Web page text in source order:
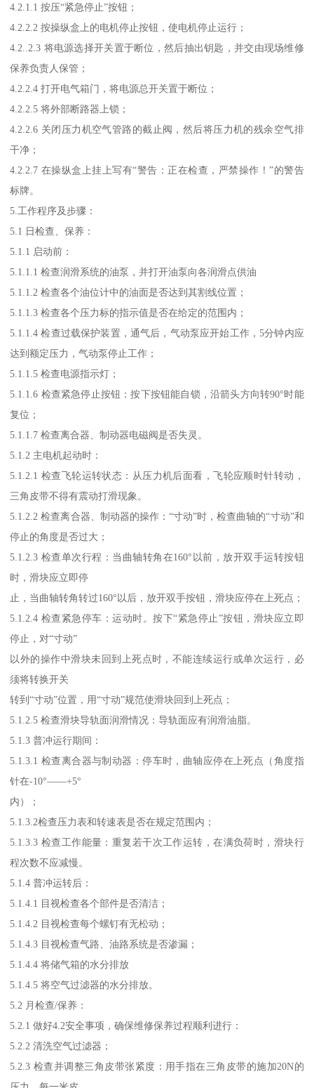
4.2.1.1 按压“紧急停止”按钮；
4.2.2.2 按操纵盒上的电机停止按钮，使电机停止运行；
4.2..2.3 将电源选择开关置于断位，然后抽出钥匙，并交由现场维修
保养负责人保管；
4.2.2.4 打开电气箱门，将电源总开关置于断位；
4.2.2.5 将外部断路器上锁；
4.2.2.6 关闭压力机空气管路的截止阀，然后将压力机的残余空气排
干净；
4.2.2.7 在操纵盒上挂上写有“警告：正在检查，严禁操作！”的警告
标牌。
5.工作程序及步骤：
5.1 日检查、保养：
5.1.1 启动前：
5.1.1.1 检查润滑系统的油泵，并打开油泵向各润滑点供油
5.1.1.2 检查各个油位计中的油面是否达到其割线位置；
5.1.1.3 检查各个压力标的指示值是否在给定的范围内；
5.1.1.4 检查过载保护装置，通气后，气动泵应开始工作，5分钟内应
达到额定压力，气动泵停止工作；
5.1.1.5 检查电源指示灯；
5.1.1.6 检查紧急停止按钮：按下按钮能自锁，沿箭头方向转90°时能
复位；
5.1.1.7 检查离合器、制动器电磁阀是否失灵。
5.1.2 主电机起动时：
5.1.2.1 检查飞轮运转状态：从压力机后面看，飞轮应顺时针转动，
三角皮带不得有震动打滑现象。
5.1.2.2 检查离合器、制动器的操作：“寸动”时，检查曲轴的“寸动”和
停止的角度是否过大；
5.1.2.3 检查单次行程：当曲轴转角在160°以前，放开双手运转按钮
时，滑块应立即停
止，当曲轴转角转过160°以后，放开双手按钮，滑块应停在上死点；
5.1.2.4 检查紧急停车：运动时。按下“紧急停止”按钮，滑块应立即
停止，对“寸动”
以外的操作中滑块未回到上死点时，不能连续运行或单次运行，必
须将转换开关
转到“寸动”位置，用“寸动”规范使滑块回到上死点；
5.1.2.5 检查滑块导轨面润滑情况：导轨面应有润滑油脂。
5.1.3 普冲运行期间：
5.1.3.1 检查离合器与制动器：停车时，曲轴应停在上死点（角度指
针在-10°——+5°
内）；
5.1.3.2检查压力表和转速表是否在规定范围内；
5.1.3.3 检查工作能量：重复若干次工作运转，在满负荷时，滑块行
程次数不应减慢。
5.1.4 普冲运转后：
5.1.4.1 目视检查各个部件是否清洁；
5.1.4.2 目视检查每个螺钉有无松动；
5.1.4.3 目视检查气路、油路系统是否渗漏；
5.1.4.4 将储气箱的水分排放
5.1.4.5 将空气过滤器的水分排放。
5.2 月检查/保养：
5.2.1 做好4.2安全事项，确保维修保养过程顺利进行：
5.2.2 清洗空气过滤器；
5.2.3 检查并调整三角皮带张紧度：用手指在三角皮带的施加20N的